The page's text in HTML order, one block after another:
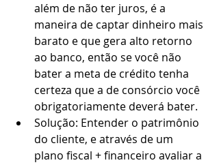
além de não ter juros, é a
maneira de captar dinheiro mais
barato e que gera alto retorno
ao banco, então se você não
bater a meta de crédito tenha
certeza que a de consórcio você
obrigatoriamente deverá bater.
Solução: Entender o patrimônio
do cliente, e através de um
plano fiscal + financeiro avaliar a